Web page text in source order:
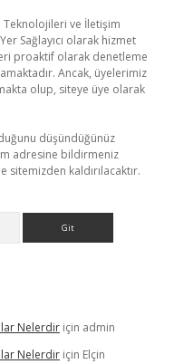
Teknolojileri ve İletişim
Sağlayıcı olarak hizmet
proaktif olarak denetleme
Ancak, üyelerimiz
olup, siteye üye olarak
düşündüğünüz
adresine bildirmeniz
kaldırılacaktır.
Nelerdir için admin
Nelerdir için Elçin